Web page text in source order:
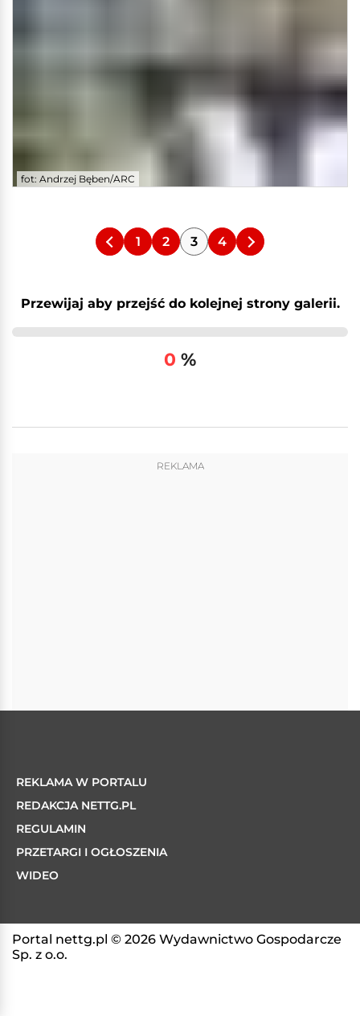
fot: Andrzej Bęben/ARC
1 2 3 4
Przewijaj aby przejść do kolejnej strony galerii.
0 %
REKLAMA
REKLAMA W PORTALU
REDAKCJA NETTG.PL
REGULAMIN
PRZETARGI I OGŁOSZENIA
WIDEO
Portal nettg.pl © 2026 Wydawnictwo Gospodarcze
Sp. z o.o.